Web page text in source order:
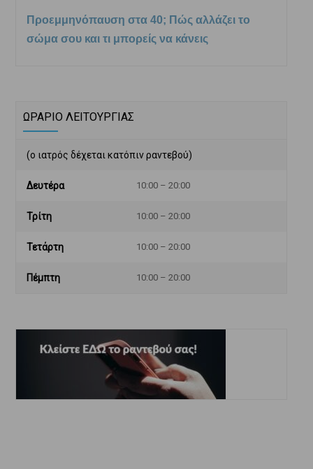
Προεμμηνόπαυση στα 40; Πώς αλλάζει το
σώμα σου και τι μπορείς να κάνεις
ΩΡΑΡΙΟ ΛΕΙΤΟΥΡΓΙΑΣ
(ο ιατρός δέχεται κατόπιν ραντεβού)
Δευτέρα 10:00 – 20:00
Τρίτη 10:00 – 20:00
Τετάρτη 10:00 – 20:00
Πέμπτη 10:00 – 20:00